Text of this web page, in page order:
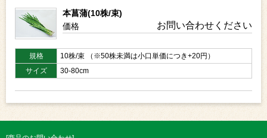
本菖蒲(10株/束)
価格
お問い合わせください
規格
10株/束 （※50株未満は小口単価につき+20円）
サイズ
30-80cm